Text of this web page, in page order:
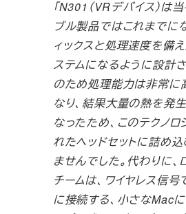
「N301（VRデバイス）は
ブル製品ではこれまでに
ィックスと処理速度を備
ステムになるように設計
のため処理能力は非常に
なり、結果大量の熱を発
なったため、このテクノ
れたヘッドセットに詰め
ませんでした。代わりに、
チームは、ワイヤレス信号
に接続する、小さなMac